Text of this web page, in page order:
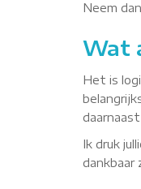
Neem
Wat
Het is
Ik druk
dankbaar